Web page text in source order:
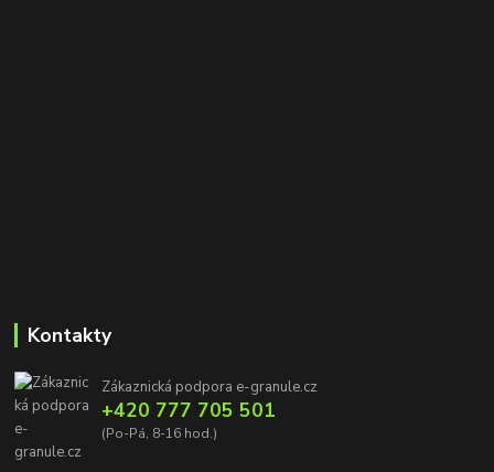
Kontakty
Zákaznická podpora e-granule.cz
+420 777 705 501
(Po-Pá, 8-16 hod.)